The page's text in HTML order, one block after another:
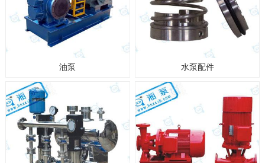
油泵 水泵配件